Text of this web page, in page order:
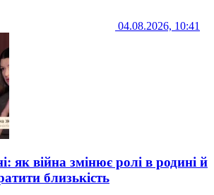
04.08.2026, 10:41
як війна змінює ролі в родині й
близькість